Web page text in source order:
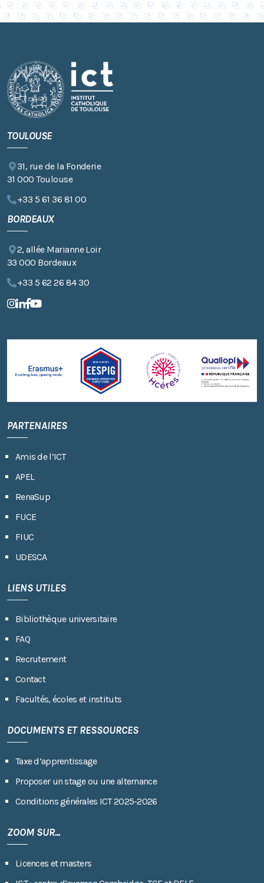
TOULOUSE
31, rue de la Fonderie
31 000 Toulouse
+33 5 61 36 81 00
BORDEAUX
2, allée Marianne Loir
33 000 Bordeaux
+33 5 62 26 84 30
PARTENAIRES
Amis de l’ICT
APEL
RenaSup
FUCE
FIUC
UDESCA
LIENS UTILES
Bibliothèque universitaire
FAQ
Recrutement
Contact
Facultés, écoles et instituts
DOCUMENTS ET RESSOURCES
Taxe d’apprentissage
Proposer un stage ou une alternance
Conditions générales ICT 2025-2026
ZOOM SUR...
Licences et masters